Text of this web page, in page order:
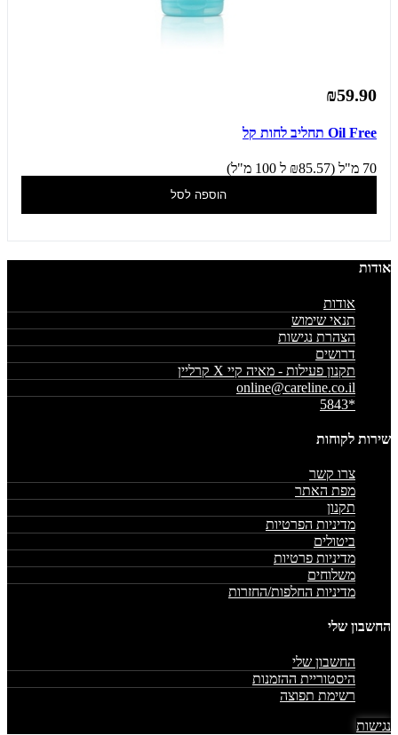
₪59.90
Oil Free תחליב לחות קל
70 מ"ל (₪85.57 ל 100 מ"ל)
הוספה לסל
אודות
אודות
תנאי שימוש
הצהרת נגישות
דרושים
תקנון פעילות - מאיה קיי X קרליין
online@careline.co.il
*5843
שירות לקוחות
צרו קשר
מפת האתר
תקנון
מדיניות הפרטיות
ביטולים
מדיניות פרטיות
משלוחים
מדיניות החלפות/החזרות
החשבון שלי
החשבון שלי
היסטוריית ההזמנות
רשימת תפוצה
נגישות